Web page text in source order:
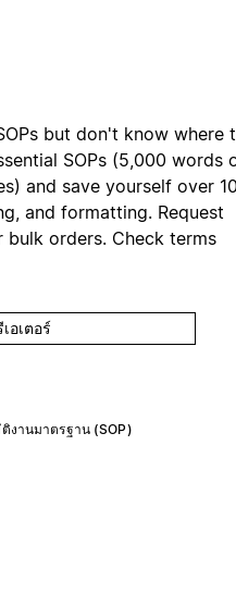
but don't know where
SOPs (5,000 words
and save yourself over
and formatting. Request
orders. Check terms
อเตอร์
งานมาตรฐาน (SOP)